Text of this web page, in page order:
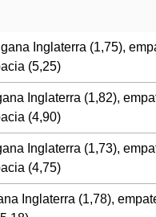
Inglaterra (1,75),
(5,25)
Inglaterra (1,82),
(4,90)
Inglaterra (1,73),
(4,75)
Inglaterra (1,78),